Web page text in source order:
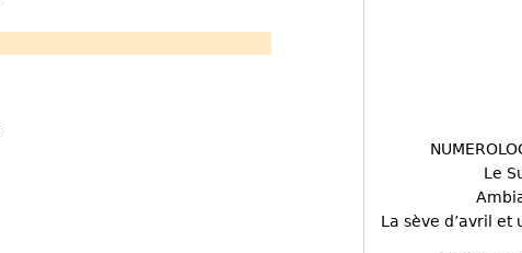
Le
La sève d’avril